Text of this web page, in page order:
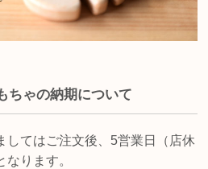
ちゃの納期について
してはご注文後、5営業日（店休
なります。